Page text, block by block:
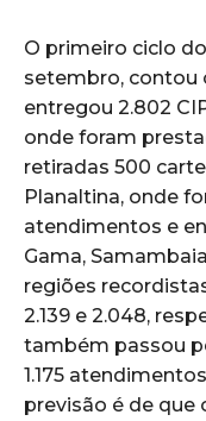
O primeiro ciclo
setembro, contou
entregou 2.802
onde foram
retiradas 500
Planaltina, onde
atendimentos e
Gama,
regiões
2.139 e 2.048,
também passou
1.175
previsão é de